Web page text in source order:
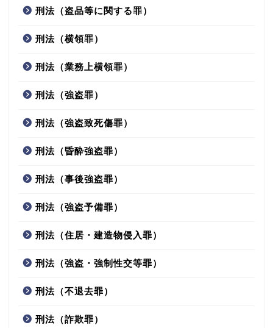
刑法（盗品等に関する罪）
刑法（横領罪）
刑法（業務上横領罪）
刑法（強盗罪）
刑法（強盗致死傷罪）
刑法（昏酔強盗罪）
刑法（事後強盗罪）
刑法（強盗予備罪）
刑法（住居・建造物侵入罪）
刑法（強盗・強制性交等罪）
刑法（不退去罪）
刑法（詐欺罪）